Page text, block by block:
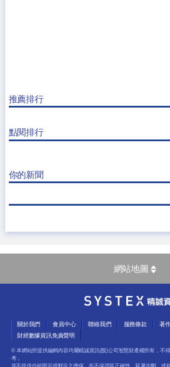
推薦排行
點閱排行
你的新聞
網站地圖
關於我們 會員中心 聯絡我們 服務條款 著
財經數據資訊免責聲明
© 本網站所提供編輯內容均屬精誠資訊(股)公司智慧財產權所有，不
考，
並不提供任何明示或默示之擔保，亦不保證其正確性、延遲中斷、或